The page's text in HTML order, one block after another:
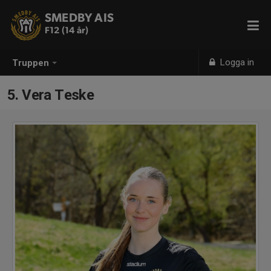
Truppen Logga in
SMEDBY AIS
F12 (14 år)
5. Vera Teske